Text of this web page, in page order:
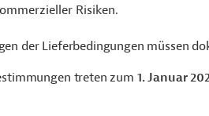
Risiken.
der Lieferbedingungen müssen
treten zum 1. Januar